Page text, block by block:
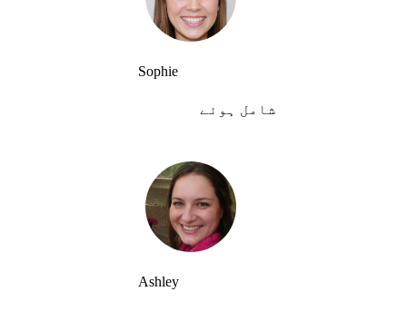
Sophie
شامل ہوئے
Ashley